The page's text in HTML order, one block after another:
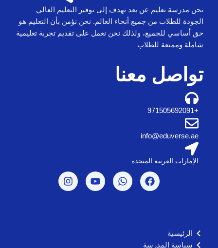
نحن مدرسة تعليم عن بعد تهدف إلى توفير التعليم العالي
الجودة للطلاب من جميع أنحاء العالم. نحن نؤمن بأن التعليم هو
حق أساسي للجميع، ولذلك نحن نعمل على تقديم تجربة تعليمية
شاملة وممتعة للطلاب
تواصل معنا
+971505692091
info@eduverse.ae
الإمارات العربية المتحدة
F
a
k
W
h
Y
o
I
n
الرئيسية
سياسة المدرسة